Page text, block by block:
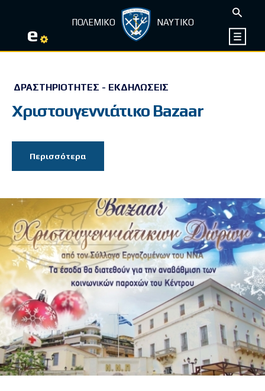
e ΠΟΛΕΜΙΚΟ ΝΑΥΤΙΚΟ
ΔΡΑΣΤΗΡΙΌΤΗΤΕΣ - ΕΚΔΗΛΏΣΕΙΣ
Χριστουγεννιάτικο Bazaar
Περισσότερα